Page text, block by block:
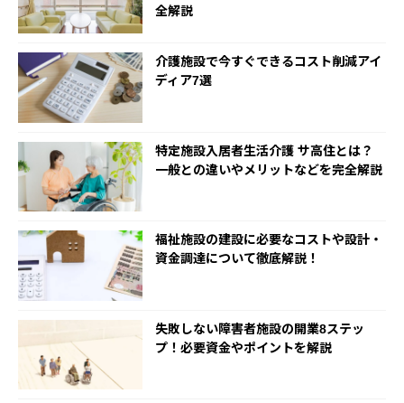
全解説
介護施設で今すぐできるコスト削減アイ
ディア7選
特定施設入居者生活介護 サ高住とは？
一般との違いやメリットなどを完全解説
福祉施設の建設に必要なコストや設計・
資金調達について徹底解説！
失敗しない障害者施設の開業8ステッ
プ！必要資金やポイントを解説